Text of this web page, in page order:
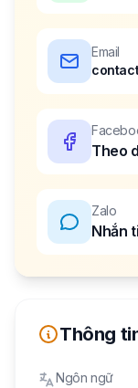
Email
Theo
Zalo
Nhắn
Thông
Ngôn ngữ